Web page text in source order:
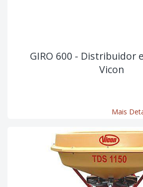
GIRO 600 - Distribuidor
Vicon
Mais